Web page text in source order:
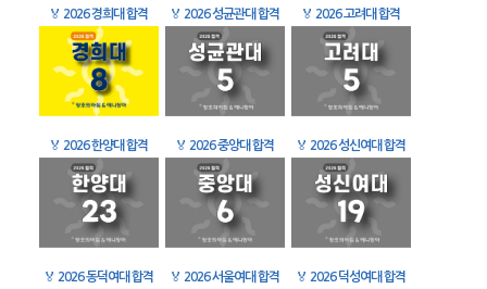
🏅 2026 경희대 합격 🏅 2026 성균관대 합격 🏅 2026 고려대 합격
🏅 2026 한양대 합격 🏅 2026 중앙대 합격 🏅 2026 성신여대 합격
🏅 2026 동덕여대 합격 🏅 2026 서울여대 합격 🏅 2026 덕성여대 합격